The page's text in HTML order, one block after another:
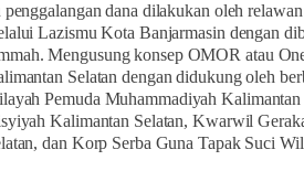
penggalangan dana dilakukan oleh
Lazismu Kota Banjarmasin dengan
Mengusung konsep OMOR atau
Selatan dengan didukung oleh
Pemuda Muhammadiyah
Kalimantan Selatan, Kwarwil
dan Korp Serba Guna Tapak Suci